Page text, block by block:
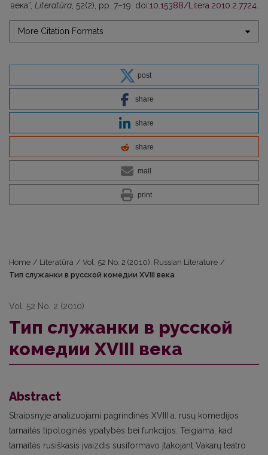
века”, Literatūra, 52(2), pp. 7–19. doi:10.15388/Litera.2010.2.7724.
More Citation Formats
post
share
share
share
mail
print
Home / Literatūra / Vol. 52 No. 2 (2010): Russian Literature /
Тип служанки в русской комедии XVIII века
Vol. 52 No. 2 (2010)
Тип служанки в русской
комедии XVIII века
Abstract
Straipsnyje analizuojami pagrindinės XVIII a. rusų komedijos
tarnaitės tipologinės ypatybės bei funk­cijos. Teigiama, kad
tarnaitės rusiškasis įvaizdis susiformavo įtakojant Vakarų teatro